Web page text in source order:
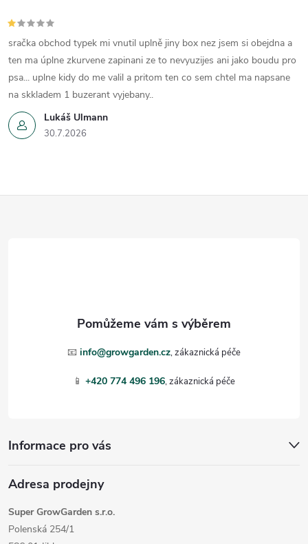
Lukáš Ulmann
30.7.2026
sračka obchod typek mi vnutil uplně jiny box nez jsem si obejdna a
ten ma úplne zkurvene zapinani ze to nevyuzijes ani jako boudu pro
psa... uplne kidy do me valil a pritom ten co sem chtel ma napsane
na skkladem 1 buzerant vyjebany..
📧 info@growgarden.cz
📱 +420 774 496 196
Informace pro vás
Adresa prodejny
Super GrowGarden s.r.o.
Polenská 254/1